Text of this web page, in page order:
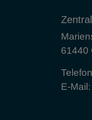
61440
E-Mail: